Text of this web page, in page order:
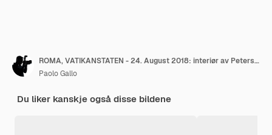
ROMA, VATIKANSTATEN - 24. August 2018: interiør av Peterskirken med kuppeldetalj
Paolo Gallo
Du liker kanskje også disse bildene